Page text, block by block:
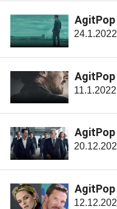
AgitPop
24.1.2022
AgitPop
11.1.2022
AgitPop
AgitPop